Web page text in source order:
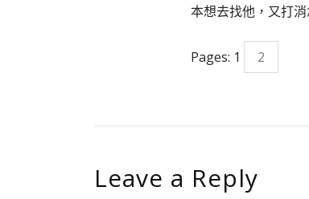
本想去找他，又打消
Pages: 1 2
Leave a Reply